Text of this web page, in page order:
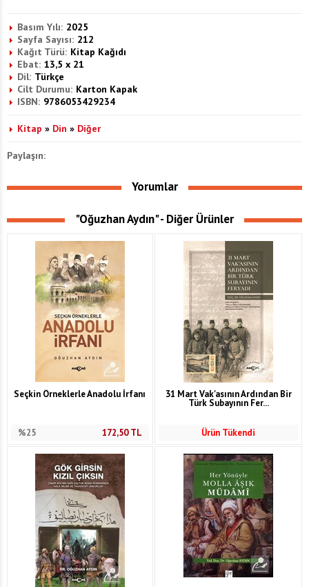
Basım Yılı: 2025
Sayfa Sayısı: 212
Kağıt Türü: Kitap Kağıdı
Ebat: 13,5 x 21
Dil: Türkçe
Cilt Durumu: Karton Kapak
ISBN: 9786053429234
Kitap » Din » Diğer
Paylaşın:
Yorumlar
"Oğuzhan Aydın" - Diğer Ürünler
Seçkin Örneklerle Anadolu İrfanı
%25 172,50TL
31 Mart Vak'asının Ardından Bir
Türk Subayının Fer...
Ürün Tükendi